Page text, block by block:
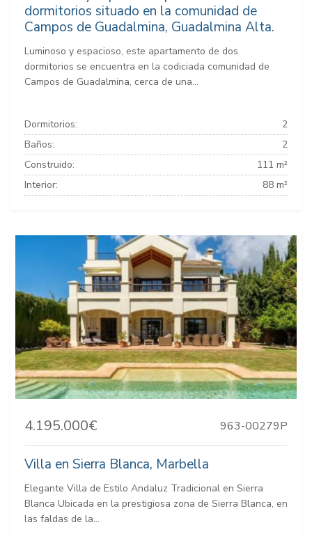
dormitorios situado en la comunidad de
Campos de Guadalmina, Guadalmina Alta.
Luminoso y espacioso, este apartamento de dos
dormitorios se encuentra en la codiciada comunidad de
Campos de Guadalmina, cerca de una...
Dormitorios:
2
Baños:
2
Construido:
111 m²
Interior:
88 m²
4.195.000€ 963-00279P
Villa en Sierra Blanca, Marbella
Elegante Villa de Estilo Andaluz Tradicional en Sierra
Blanca Ubicada en la prestigiosa zona de Sierra Blanca, en
las faldas de la...